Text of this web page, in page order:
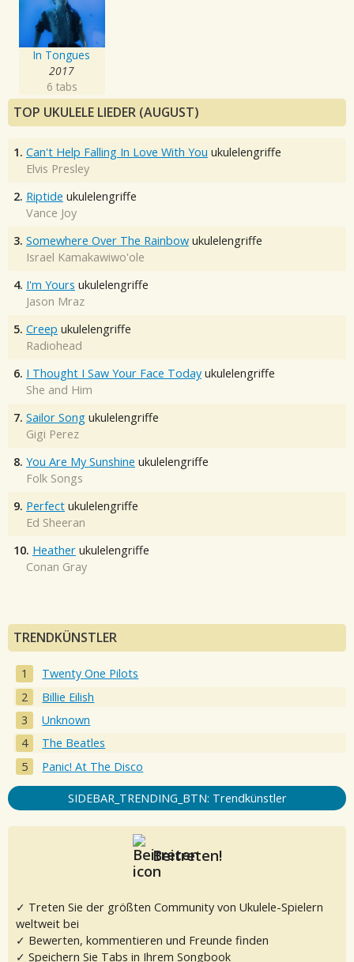
In Tongues
2017
6 tabs
TOP UKULELE LIEDER (AUGUST)
1. Can't Help Falling In Love With You ukulelengriffe
Elvis Presley
2. Riptide ukulelengriffe
Vance Joy
3. Somewhere Over The Rainbow ukulelengriffe
Israel Kamakawiwo'ole
4. I'm Yours ukulelengriffe
Jason Mraz
5. Creep ukulelengriffe
Radiohead
6. I Thought I Saw Your Face Today ukulelengriffe
She and Him
7. Sailor Song ukulelengriffe
Gigi Perez
8. You Are My Sunshine ukulelengriffe
Folk Songs
9. Perfect ukulelengriffe
Ed Sheeran
10. Heather ukulelengriffe
Conan Gray
TRENDKÜNSTLER
Twenty One Pilots
Billie Eilish
Unknown
The Beatles
Panic! At The Disco
SIDEBAR_TRENDING_BTN: Trendkünstler
Beitreten!
✓ Treten Sie der größten Community von Ukulele-Spielern
weltweit bei
✓ Bewerten, kommentieren und Freunde finden
✓ Speichern Sie Tabs in Ihrem Songbook